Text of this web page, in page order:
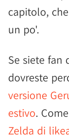
capitolo,
un po'.
Se siete fan
dovreste
versione
estivo.
Zelda di